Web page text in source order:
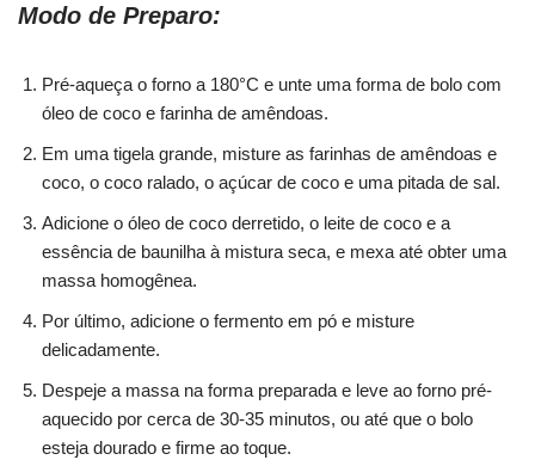
Modo de Preparo:
Pré-aqueça o forno a 180°C e unte uma forma de bolo com
óleo de coco e farinha de amêndoas.
Em uma tigela grande, misture as farinhas de amêndoas e
coco, o coco ralado, o açúcar de coco e uma pitada de sal.
Adicione o óleo de coco derretido, o leite de coco e a
essência de baunilha à mistura seca, e mexa até obter uma
massa homogênea.
Por último, adicione o fermento em pó e misture
delicadamente.
Despeje a massa na forma preparada e leve ao forno pré-
aquecido por cerca de 30-35 minutos, ou até que o bolo
esteja dourado e firme ao toque.